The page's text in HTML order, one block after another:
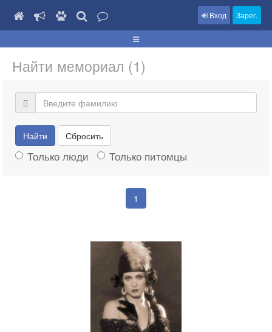
Вход Зарег.
Найти мемориал (1)
Найти Сбросить
Только люди Только питомцы
1